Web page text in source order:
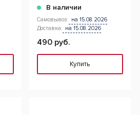
В наличии
Самовывоз: на 15.08.2026
Доставка: на 15.08.2026
490 руб.
Купить